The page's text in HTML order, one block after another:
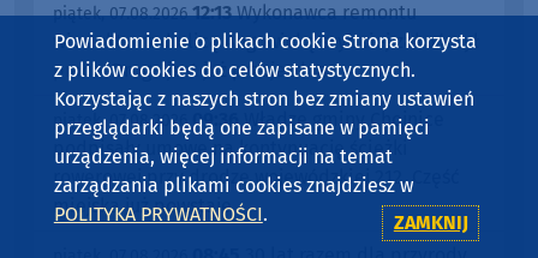
piątek, 07.08.2026 12:13Wykonawca remontu
wiaduktu nad ulicą Angowicką szybciej zakończył
prace. Droga jest już przejezdna
piątek, 07.08.2026 09:36Władze gminy Chojnice
podpisały umowę na kontynuację ścieżki
rowerowej przy drodze wojewódzkiej 212. Część
miejska już powstaje
Powiadomienie o plikach cookie Strona korzysta
z plików cookies do celów statystycznych.
Korzystając z naszych stron bez zmiany ustawień
przeglądarki będą one zapisane w pamięci
urządzenia, więcej informacji na temat
zarządzania plikami cookies znajdziesz w
POLITYKA PRYWATNOŚCI. ZAMKNIJ